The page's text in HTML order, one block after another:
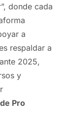
donde cada
a
respaldar a
2025,
y
Pro